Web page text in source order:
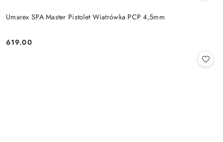
Umarex SPA Master Pistolet Wiatrówka PCP 4,5mm
Cena:
619.00